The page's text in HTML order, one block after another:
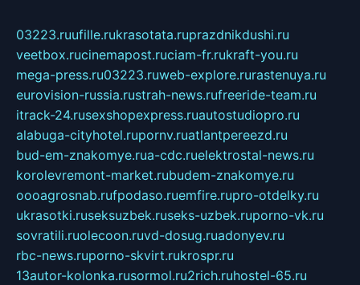
03223.ruufille.rukrasotata.ruprazdnikdushi.ru
veetbox.rucinemapost.ruciam-fr.rukraft-you.ru
mega-press.ru03223.ruweb-explore.rurastenuya.ru
eurovision-russia.rustrah-news.rufreeride-team.ru
itrack-24.rusexshopexpress.ruautostudiopro.ru
alabuga-cityhotel.rupornv.ruatlantpereezd.ru
bud-em-znakomye.rua-cdc.ruelektrostal-news.ru
korolevremont-market.rubudem-znakomye.ru
oooagrosnab.rufpodaso.ruemfire.rupro-otdelky.ru
ukrasotki.ruseksuzbek.ruseks-uzbek.ruporno-vk.ru
sovratili.ruolecoon.ruvd-dosug.ruadonyev.ru
rbc-news.ruporno-skvirt.rukrospr.ru
13autor-kolonka.rusormol.ru2rich.ruhostel-65.ru